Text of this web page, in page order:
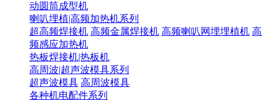
动圆筒成型机
喇叭埋植|高频加热机系列
超高频焊接机 高频金属焊接机 高频喇叭网埋埋植机 高
频感应加热机
热板焊接机|热板机
高周波|超声波模具系列
超声波模具 高周波模具
各种机电配件系列